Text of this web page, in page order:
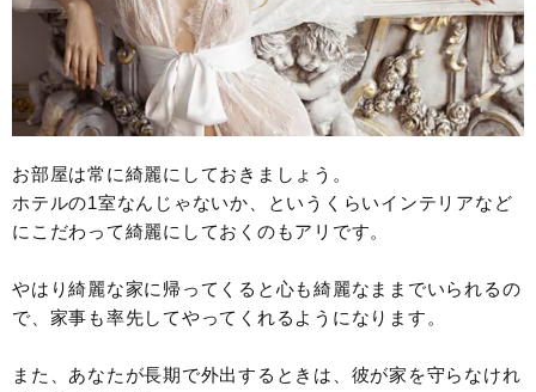
お部屋は常に綺麗にしておきましょう。
ホテルの1室なんじゃないか、というくらいインテリアなど
にこだわって綺麗にしておくのもアリです。
やはり綺麗な家に帰ってくると心も綺麗なままでいられるの
で、家事も率先してやってくれるようになります。
また、あなたが長期で外出するときは、彼が家を守らなけれ